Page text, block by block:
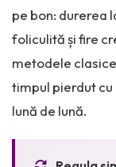
pe bon: durerea
foliculită și fire
metodele
timpul pierdut
lună de lună.